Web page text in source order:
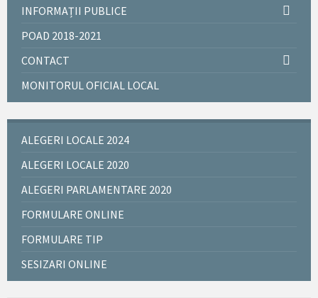
INFORMAȚII PUBLICE
POAD 2018-2021
CONTACT
MONITORUL OFICIAL LOCAL
ALEGERI LOCALE 2024
ALEGERI LOCALE 2020
ALEGERI PARLAMENTARE 2020
FORMULARE ONLINE
FORMULARE TIP
SESIZARI ONLINE